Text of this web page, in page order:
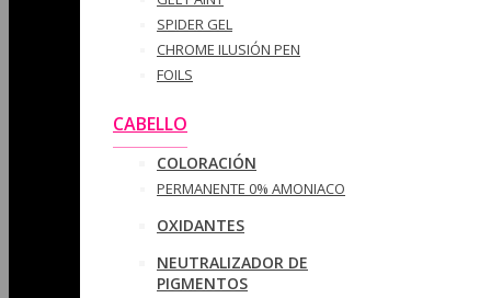
SPIDER GEL
CHROME ILUSIÓN PEN
FOILS
CABELLO
COLORACIÓN
PERMANENTE 0% AMONIACO
OXIDANTES
NEUTRALIZADOR DE
PIGMENTOS